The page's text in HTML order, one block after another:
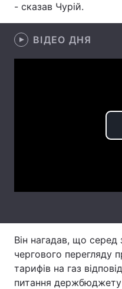
Екологія
- сказав Чурій.
ВІДЕО ДНЯ
Він нагадав, що серед
чергового перегляду
тарифів на газ
питання держбюджету